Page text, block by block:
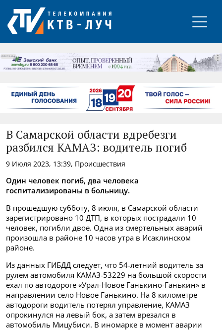
РЕКЛАМА
В Самарской области вдребезги
разбился КАМАЗ: водитель погиб
9 Июля 2023, 13:39, Происшествия
Один человек погиб, два человека
госпитализированы в больницу.
В прошедшую субботу, 8 июля, в Самарской области
зарегистрировано 10 ДТП, в которых пострадали 10
человек, погибли двое. Одна из смертельных аварий
произошла в районе 10 часов утра в Исаклинском
районе.
Из данных ГИБДД следует, что 54-летний водитель за
рулем автомобиля КАМАЗ-53229 на большой скорости
ехал по автодороге «Урал-Новое Ганькино-Ганькин» в
направлении село Новое Ганькино. На 8 километре
автодороги водитель потерял управление, КАМАЗ
опрокинулся на левый бок, а затем врезался в
автомобиль Мицубиси. В иномарке в момент аварии